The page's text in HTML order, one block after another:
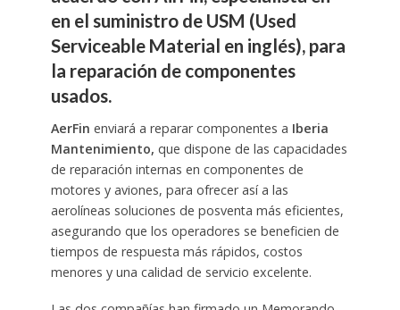
en el suministro de USM (Used
Serviceable Material en inglés), para
la reparación de componentes
usados.
AerFin enviará a reparar componentes a Iberia
Mantenimiento, que dispone de las capacidades
de reparación internas en componentes de
motores y aviones, para ofrecer así a las
aerolíneas soluciones de posventa más eficientes,
asegurando que los operadores se beneficien de
tiempos de respuesta más rápidos, costos
menores y una calidad de servicio excelente.